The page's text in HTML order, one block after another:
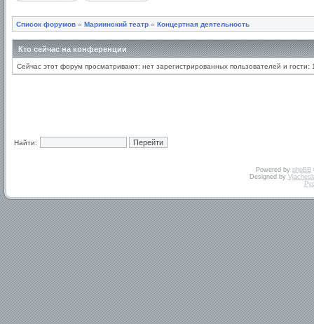
Список форумов » Мариинский театр » Концертная деятельность
Кто сейчас на конференции
Сейчас этот форум просматривают: нет зарегистрированных пользователей и гости:
Найти:
Powered by phpBB
Designed by